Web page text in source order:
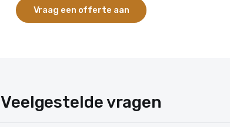
Vraag een offerte aan
Veelgestelde vragen